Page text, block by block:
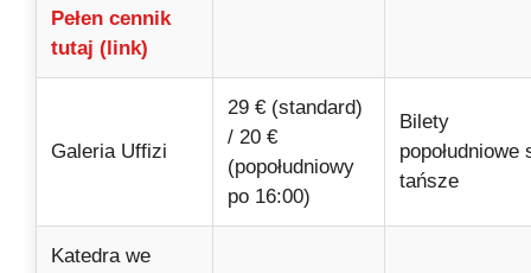
Pełen cennik
tutaj (link)
Galeria Uffizi
29 € (standard)
/ 20 €
(popołudniowy
po 16:00)
Bilety
popołudniowe
tańsze
Katedra we